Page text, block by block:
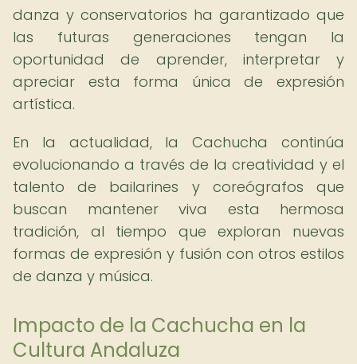
danza y conservatorios ha garantizado que
las futuras generaciones tengan la
oportunidad de aprender, interpretar y
apreciar esta forma única de expresión
artística.
En la actualidad, la Cachucha continúa
evolucionando a través de la creatividad y el
talento de bailarines y coreógrafos que
buscan mantener viva esta hermosa
tradición, al tiempo que exploran nuevas
formas de expresión y fusión con otros estilos
de danza y música.
Impacto de la Cachucha en la
Cultura Andaluza